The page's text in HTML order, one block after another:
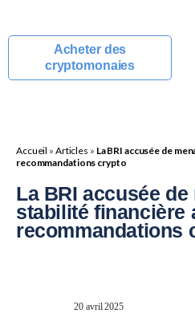
Acheter des
cryptomonaies
Accueil » Articles » La BRI accusée de
recommandations crypto
La BRI accusée
stabilité financière
recommandations
20 avril 2025